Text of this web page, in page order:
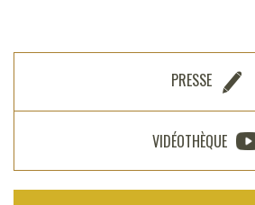
PRESSE
VIDÉOTHÈQUE